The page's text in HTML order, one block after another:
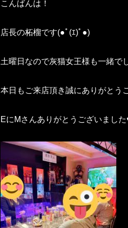
こんばんは！
店長の柘榴です(●ﾟ(ｴ)ﾟ●)
土曜日なので灰猫女王様も一緒で
本日もご来店頂き誠にありがとう
EにMさんありがとうございました